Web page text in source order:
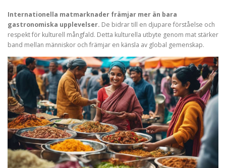
Internationella matmarknader främjar mer än bara
gastronomiska upplevelser. De bidrar till en djupare förståelse och
respekt för kulturell mångfald. Detta kulturella utbyte genom mat stärker
band mellan människor och främjar en känsla av global gemenskap.